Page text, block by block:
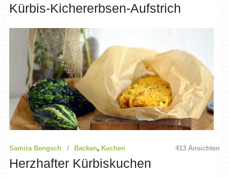
Kürbis-Kichererbsen-Aufstrich
Samira Bengsch Backen, Kuchen 413 Ansichten
Herzhafter Kürbiskuchen